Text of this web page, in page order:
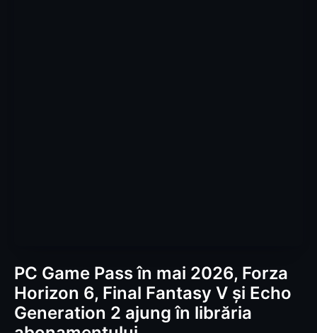
PC Game Pass în mai 2026, Forza
Horizon 6, Final Fantasy V și Echo
Generation 2 ajung în librăria